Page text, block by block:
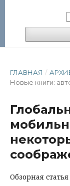
ГЛАВНАЯ /
Новые книги:
Обзорная статья